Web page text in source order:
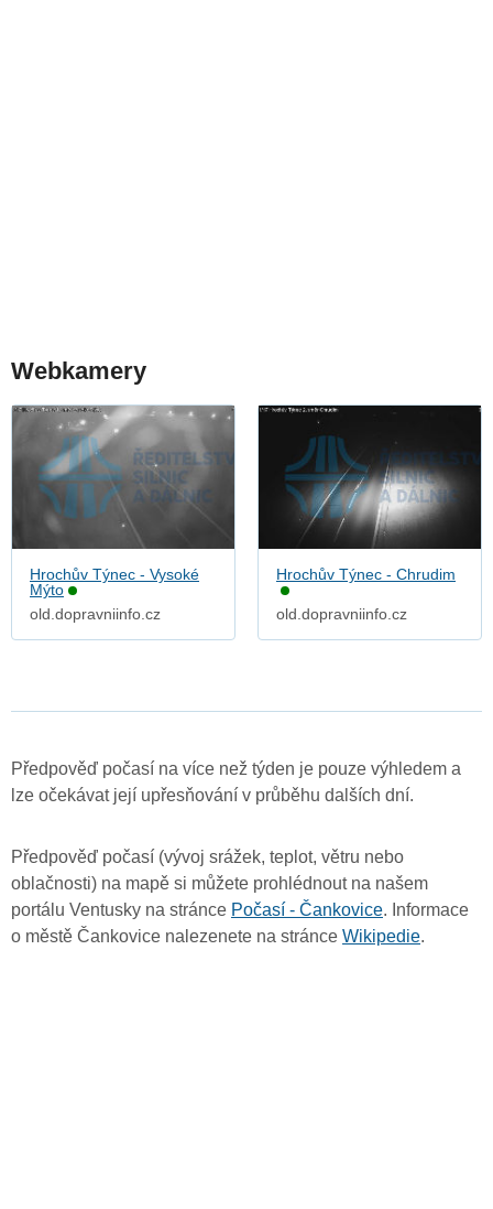
Webkamery
Hrochův Týnec - Vysoké
Mýto
old.dopravniinfo.cz
Hrochův Týnec - Chrudim
old.dopravniinfo.cz
Předpověď počasí na více než týden je pouze výhledem a
lze očekávat její upřesňování v průběhu dalších dní.
Předpověď počasí (vývoj srážek, teplot, větru nebo
oblačnosti) na mapě si můžete prohlédnout na našem
portálu Ventusky na stránce Počasí - Čankovice. Informace
o městě Čankovice nalezenete na stránce Wikipedie.